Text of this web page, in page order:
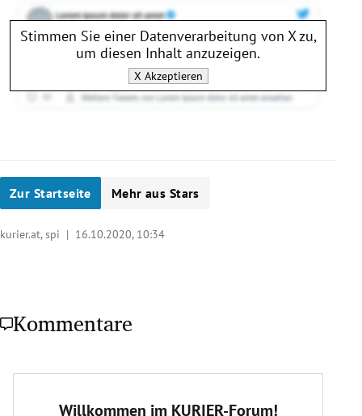
Stimmen Sie einer Datenverarbeitung von Xzu,
um diesen Inhalt anzuzeigen.
X Akzeptieren
Zur Startseite Mehr aus Stars
kurier.at, spi | 16.10.2020, 10:34
Kommentare